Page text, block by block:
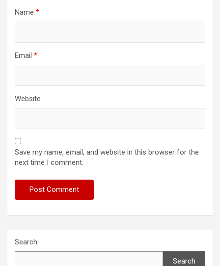
Name *
Email *
Website
Save my name, email, and website in this browser for the
next time I comment.
Search
Search